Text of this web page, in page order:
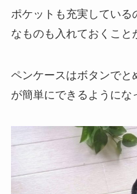
ポケットも充実している
なものも入れておくこと
ペンケースはボタンでと
が簡単にできるようにな